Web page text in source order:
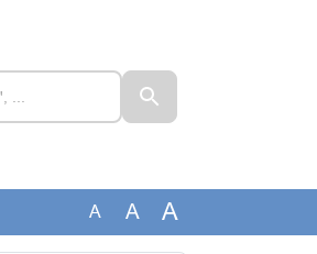
A A A